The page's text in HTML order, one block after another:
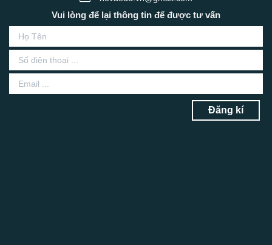
Vui lòng để lại thông tin để được tư vấn
Đăng kí